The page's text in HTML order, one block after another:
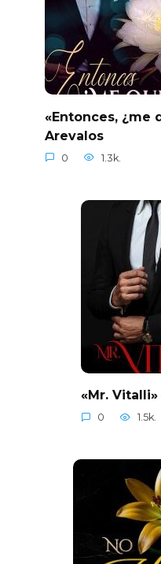
«Entonces, ¿me
Arevalos
0 1.3k.
«Mr.
0 1.5k.